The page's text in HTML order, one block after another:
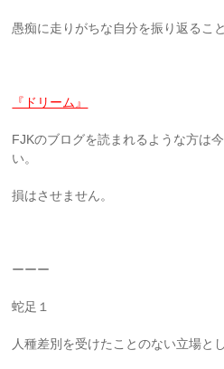
愚痴に走りがちな自分を振り返るこ
『ドリーム』
FJKのブログを読まれるような方は
い。
損はさせません。
ーーー
蛇足１
人種差別を受けたことのない立場とし